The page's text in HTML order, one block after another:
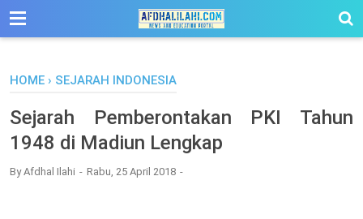
-->
HOME › SEJARAH INDONESIA
Sejarah Pemberontakan PKI Tahun
1948 di Madiun Lengkap
ByAfdhal Ilahi Rabu, 25 April 2018